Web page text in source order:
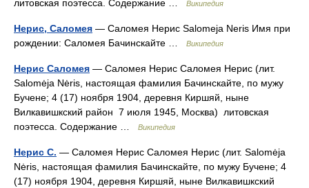
литовская поэтесса. Содержание …
Википедия
Нерис, Саломея — Саломея Нерис Salomeja Neris Имя при
рождении: Саломея Бачинскайте …
Википедия
Нерис Саломея — Саломея Нерис Саломея Нерис (лит.
Salomėja Nėris, настоящая фамилия Бачинскайте, по мужу
Бучене; 4 (17) ноября 1904, деревня Киршяй, ныне
Вилкавишкский район 7 июля 1945, Москва) литовская
поэтесса. Содержание …
Википедия
Нерис С. — Саломея Нерис Саломея Нерис (лит. Salomėja
Nėris, настоящая фамилия Бачинскайте, по мужу Бучене; 4
(17) ноября 1904, деревня Киршяй, ныне Вилкавишкский